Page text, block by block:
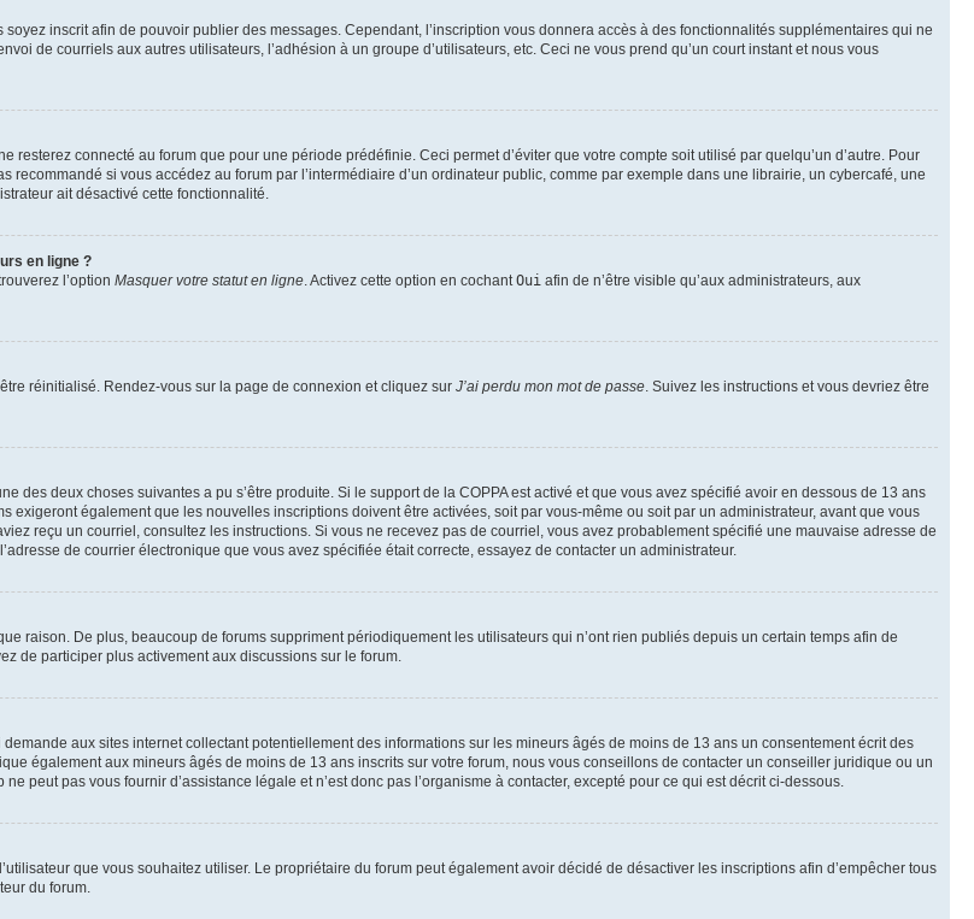
inscrit afin de pouvoir publier des messages. Cependant, l’inscription vous donnera accès à des fonctionnalités supplémentaires qui ne
de courriels aux autres utilisateurs, l’adhésion à un groupe d’utilisateurs, etc. Ceci ne vous prend qu’un court instant et nous vous
resterez connecté au forum que pour une période prédéfinie. Ceci permet d’éviter que votre compte soit utilisé par quelqu’un d’autre. Pour
si vous accédez au forum par l’intermédiaire d’un ordinateur public, comme par exemple dans une librairie, un cybercafé, une
ait désactivé cette fonctionnalité.
en ligne ?
l’option Masquer votre statut en ligne . Activez cette option en cochant Oui afin de n’être visible qu’aux administrateurs, aux
réinitialisé. Rendez-vous sur la page de connexion et cliquez sur J’ai perdu mon mot de passe . Suivez les instructions et vous devriez être
des deux choses suivantes a pu s’être produite. Si le support de la COPPA est activé et que vous avez spécifié avoir en dessous de 13 ans
exigeront également que les nouvelles inscriptions doivent être activées, soit par vous-même ou soit par un administrateur, avant que vous
reçu un courriel, consultez les instructions. Si vous ne recevez pas de courriel, vous avez probablement spécifié une mauvaise adresse de
de courrier électronique que vous avez spécifiée était correcte, essayez de contacter un administrateur.
raison. De plus, beaucoup de forums suppriment périodiquement les utilisateurs qui n’ont rien publiés depuis un certain temps afin de
de participer plus activement aux discussions sur le forum.
aux sites internet collectant potentiellement des informations sur les mineurs âgés de moins de 13 ans un consentement écrit des
également aux mineurs âgés de moins de 13 ans inscrits sur votre forum, nous vous conseillons de contacter un conseiller juridique ou un
peut pas vous fournir d’assistance légale et n’est donc pas l’organisme à contacter, excepté pour ce qui est décrit ci-dessous.
que vous souhaitez utiliser. Le propriétaire du forum peut également avoir décidé de désactiver les inscriptions afin d’empêcher tous
du forum.